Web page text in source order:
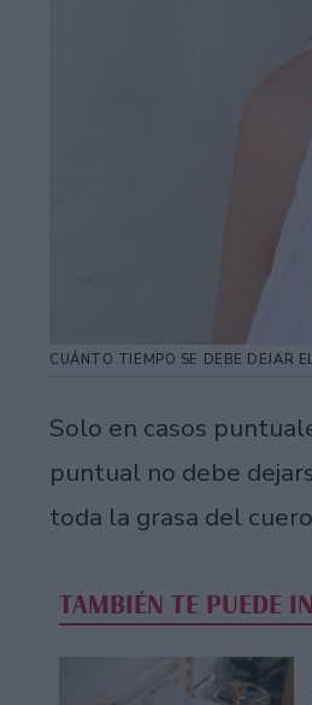
CUÁNTO TIEMPO SE DEBE DEJAR
Solo en casos
puntual no debe
toda la grasa del
TAMBIÉN TE PUEDE